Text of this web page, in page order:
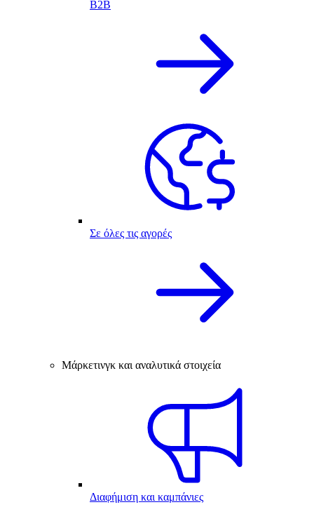
B2B
Σε όλες τις αγορές
Μάρκετινγκ και αναλυτικά στοιχεία
Διαφήμιση και καμπάνιες